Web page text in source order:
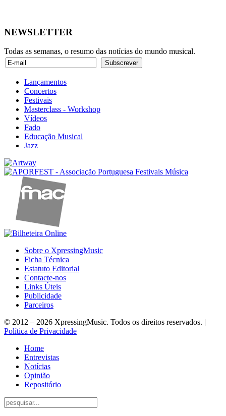
NEWSLETTER
Todas as semanas, o resumo das notícias do mundo musical.
Lançamentos
Concertos
Festivais
Masterclass - Workshop
Vídeos
Fado
Educação Musical
Jazz
Sobre o XpressingMusic
Ficha Técnica
Estatuto Editorial
Contacte-nos
Links Úteis
Publicidade
Parceiros
© 2012 – 2026 XpressingMusic. Todos os direitos reservados. |
Política de Privacidade
Home
Entrevistas
Notícias
Opinião
Repositório